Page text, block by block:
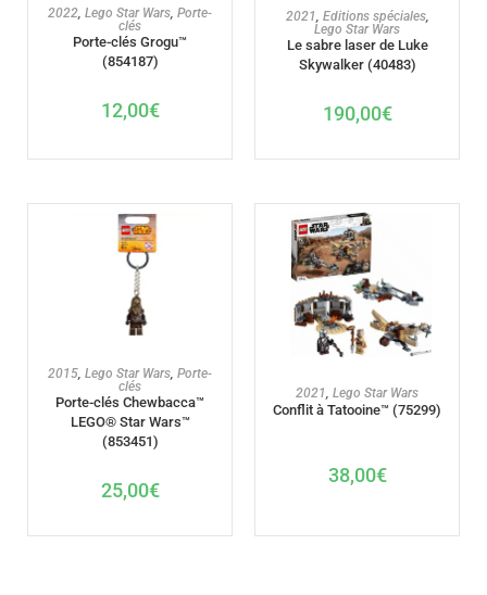
AJOUTER AU PANIER
2022, Lego Star Wars, Porte-
clés
Porte-clés Grogu™
(854187)
12,00€
AJOUTER AU PANIER
2021, Editions spéciales,
Lego Star Wars
Le sabre laser de Luke
Skywalker (40483)
190,00€
AJOUTER AU PANIER
2015, Lego Star Wars, Porte-
clés
Porte-clés Chewbacca™
LEGO® Star Wars™
(853451)
25,00€
AJOUTER AU PANIER
2021 Lego Star Wars
Conflit à Tatooine™ (75299)
38,00€